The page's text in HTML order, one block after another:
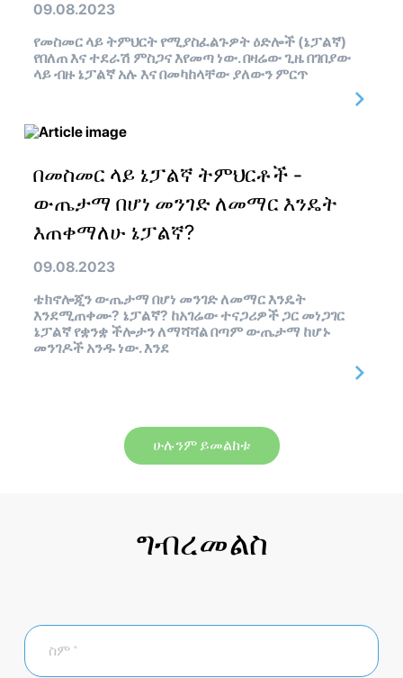
09.08.2023
የመስመር ላይ ትምህርት የሚያስፈልጉዎት ዕድሎች (ኔፓልኛ)
የበለጠ እና ተደራሽ ምስጋና እየመጣ ነው. በዛሬው ጊዜ በገበያው
ላይ ብዙ ኔፓልኛ አሉ እና በመካከላቸው ያለውን ምርጥ
በመስመር ላይ ኔፓልኛ ትምህርቶች -
ውጤታማ በሆነ መንገድ ለመማር እንዴት
እጠቀማለሁ ኔፓልኛ?
09.08.2023
ቴክኖሎጂን ውጤታማ በሆነ መንገድ ለመማር እንዴት
እንደሚጠቀሙ? ኔፓልኛ? ከአገሬው ተናጋሪዎች ጋር መነጋገር
ኔፓልኛ የቋንቋ ችሎታን ለማሻሻል በጣም ውጤታማ ከሆኑ
መንገዶች አንዱ ነው. እንደ
ሁሉንም ይመልከቱ
ግብረመልስ